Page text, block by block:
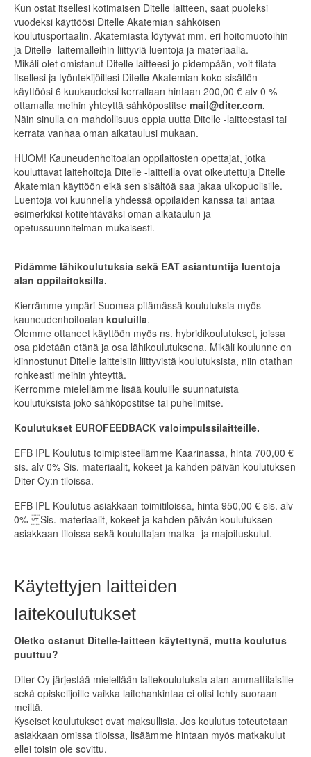
Kun ostat itsellesi kotimaisen Ditelle laitteen, saat puoleksi
vuodeksi käyttöösi Ditelle Akatemian sähköisen
koulutusportaalin. Akatemiasta löytyvät mm. eri hoitomuotoihin
ja Ditelle -laitemalleihin liittyviä luentoja ja materiaalia.
Mikäli olet omistanut Ditelle laitteesi jo pidempään, voit tilata
itsellesi ja työntekijöillesi Ditelle Akatemian koko sisällön
käyttöösi 6 kuukaudeksi kerrallaan hintaan 200,00 € alv 0 %
ottamalla meihin yhteyttä sähköpostitse mail@diter.com.
Näin sinulla on mahdollisuus oppia uutta Ditelle -laitteestasi tai
kerrata vanhaa oman aikataulusi mukaan.
HUOM! Kauneudenhoitoalan oppilaitosten opettajat, jotka
kouluttavat laitehoitoja Ditelle -laitteilla ovat oikeutettuja Ditelle
Akatemian käyttöön eikä sen sisältöä saa jakaa ulkopuolisille.
Luentoja voi kuunnella yhdessä oppilaiden kanssa tai antaa
esimerkiksi kotitehtäväksi oman aikataulun ja
opetussuunnitelman mukaisesti.
Pidämme lähikoulutuksia sekä EAT asiantuntija luentoja
alan oppilaitoksilla.
Kierrämme ympäri Suomea pitämässä koulutuksia myös
kauneudenhoitoalan kouluilla.
Olemme ottaneet käyttöön myös ns. hybridikoulutukset, joissa
osa pidetään etänä ja osa lähikoulutuksena. Mikäli koulunne on
kiinnostunut Ditelle laitteisiin liittyvistä koulutuksista, niin otathan
rohkeasti meihin yhteyttä.
Kerromme mielellämme lisää kouluille suunnatuista
koulutuksista joko sähköpostitse tai puhelimitse.
Koulutukset EUROFEEDBACK valoimpulssilaitteille.
EFB IPL Koulutus toimipisteellämme Kaarinassa, hinta 700,00 €
sis. alv 0% Sis. materiaalit, kokeet ja kahden päivän koulutuksen
Diter Oy:n tiloissa.
EFB IPL Koulutus asiakkaan toimitiloissa, hinta 950,00 € sis. alv
0% Sis. materiaalit, kokeet ja kahden päivän koulutuksen
asiakkaan tiloissa sekä kouluttajan matka- ja majoituskulut.
Käytettyjen laitteiden
laitekoulutukset
Oletko ostanut Ditelle-laitteen käytettynä, mutta koulutus
puuttuu?
Diter Oy järjestää mielellään laitekoulutuksia alan ammattilaisille
sekä opiskelijoille vaikka laitehankintaa ei olisi tehty suoraan
meiltä.
Kyseiset koulutukset ovat maksullisia. Jos koulutus toteutetaan
asiakkaan omissa tiloissa, lisäämme hintaan myös matkakulut
ellei toisin ole sovittu.